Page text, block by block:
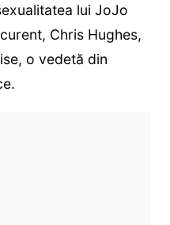
lui JoJo
Chris Hughes,
o vedetă din